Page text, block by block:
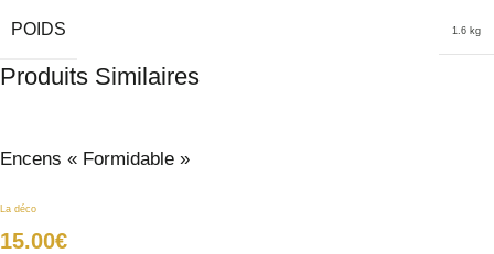
POIDS 1.6 kg
Produits Similaires
Encens « Formidable »
La déco
15.00€